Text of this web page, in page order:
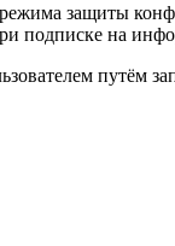
защиты
подписке на
путём